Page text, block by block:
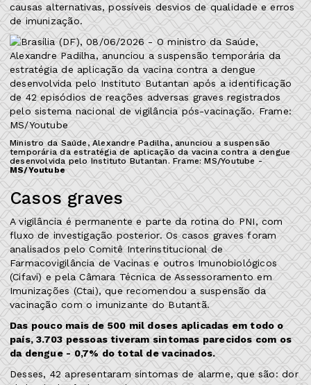
causas alternativas, possíveis desvios de qualidade e erros
de imunização.
Ministro da Saúde, Alexandre Padilha, anunciou a suspensão
temporária da estratégia de aplicação da vacina contra a dengue
desenvolvida pelo Instituto Butantan. Frame: MS/Youtube -
MS/Youtube
Casos graves
A vigilância é permanente e parte da rotina do PNI, com
fluxo de investigação posterior. Os casos graves foram
analisados pelo Comitê Interinstitucional de
Farmacovigilância de Vacinas e outros Imunobiológicos
(Cifavi) e pela Câmara Técnica de Assessoramento em
Imunizações (Ctai), que recomendou a suspensão da
vacinação com o imunizante do Butantã.
Das pouco mais de 500 mil doses aplicadas em todo o
país, 3.703 pessoas tiveram sintomas parecidos com os
da dengue - 0,7% do total de vacinados.
Desses, 42 apresentaram sintomas de alarme, que são: dor